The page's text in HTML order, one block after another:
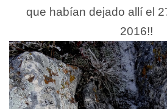
que habían dejado allí el
2016!!